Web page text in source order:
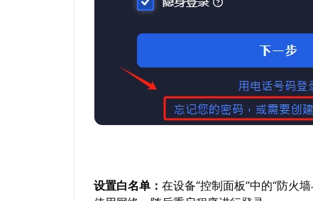
设置白名单：在设备“控制面板”中的“防火